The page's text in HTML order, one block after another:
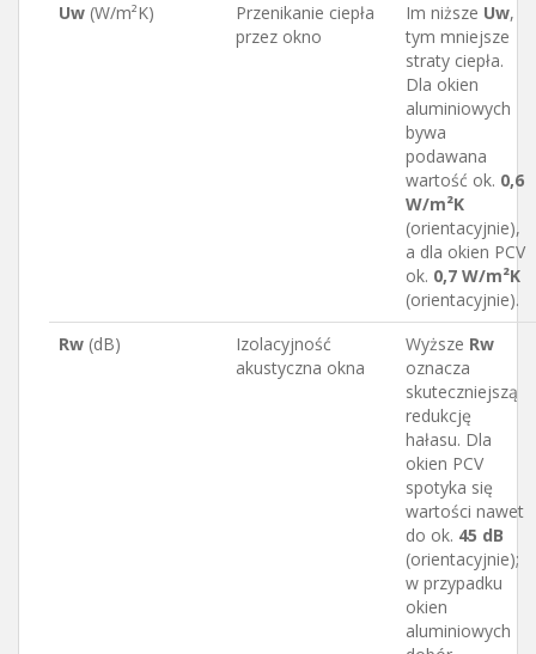
Uw (W/m²K)
Przenikanie ciepła
przez okno
Im niższe Uw,
tym mniejsze
straty ciepła.
Dla okien
aluminiowych
bywa
podawana
wartość ok. 0,6
W/m²K
(orientacyjnie),
a dla okien PCV
ok. 0,7 W/m²K
(orientacyjnie).
Rw (dB)
Izolacyjność
akustyczna okna
Wyższe Rw
oznacza
skuteczniejszą
redukcję
hałasu. Dla
okien PCV
spotyka się
wartości nawet
do ok. 45 dB
(orientacyjnie);
w przypadku
okien
aluminiowych